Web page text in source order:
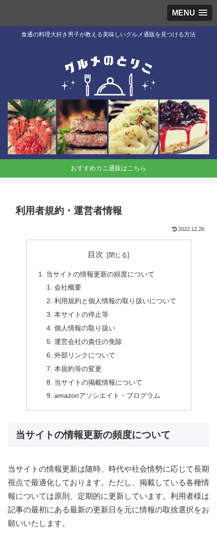
MENU
食通の料理大好き男子が教える美味しいグルメ通販を見つける方法
おすすめカニ通販はこちら
利用者規約・運営者情報
2022.12.26
目次
当サイトの情報更新の頻度について
会社概要
利用規約と個人情報の取り扱いについて
本サイトの停止等
個人情報の取り扱い
運営会社の責任の免除
外部リンクについて
本規約等の変更
当サイトの掲載情報について
amazonアソシエイト・プログラム
当サイトの情報更新の頻度について
当サイトの情報更新は随時、時代や社会情勢に応じて長期
視点で最適化しております。ただし、掲載している各種情
報については原則、定期的に更新しています。利用者様は
記事の最初にある最新の更新日を元に情報の取捨選択をお
願いいたします。